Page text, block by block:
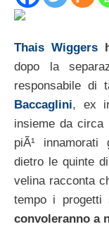
Thais Wiggers
dopo la
responsabile di
Baccaglini, ex
insieme da circa
piÃ¹
dietro le quinte
velina racconta
tempo i progetti
convoleranno a